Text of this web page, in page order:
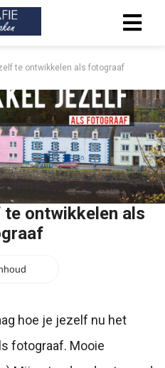
te ontwikkelen als fotograaf
ontwikkelen als
hoe je jezelf nu het
fotograaf. Mooie